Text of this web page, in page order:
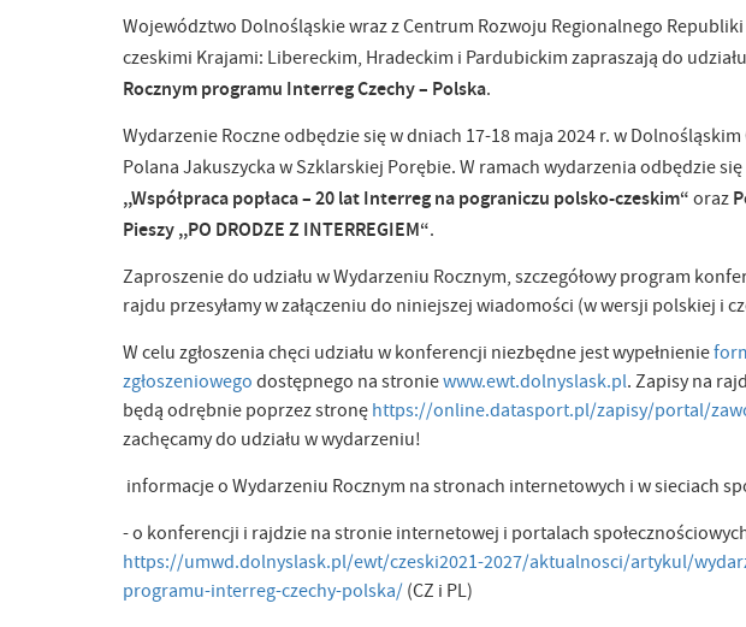
Województwo Dolnośląskie wraz z Centrum Rozwoju Regionalnego
czeskimi Krajami: Libereckim, Hradeckim i Pardubickim zapraszają do
Rocznym programu Interreg Czechy – Polska.
Wydarzenie Roczne odbędzie się w dniach 17-18 maja 2024 r. w
Polana Jakuszycka w Szklarskiej Porębie. W ramach wydarzenia odbędzie się
,,Współpraca popłaca – 20 lat Interreg na pograniczu polsko-czeskim“oraz
Pieszy ,,PO DRODZE Z INTERREGIEM“.
Zaproszenie do udziału w Wydarzeniu Rocznym, szczegółowy program
rajdu przesyłamy w załączeniu do niniejszej wiadomości (w wersji polskiej i
W celu zgłoszenia chęci udziału w konferencji niezbędne jest wypełnienie
zgłoszeniowegodostępnego na stroniewww.ewt.dolnyslask.pl. Zapisy na
będą odrębnie poprzez stronęhttps://online.datasport.pl/zapisy/portal/
zachęcamy do udziału w wydarzeniu!
informacje o Wydarzeniu Rocznym na stronach internetowych i w sieciach
- o konferencji i rajdzie na stronie internetowej i portalach
https://umwd.dolnyslask.pl/ewt/czeski2021-2027/aktualnosci/artykul/
programu-interreg-czechy-polska/(CZ i PL)